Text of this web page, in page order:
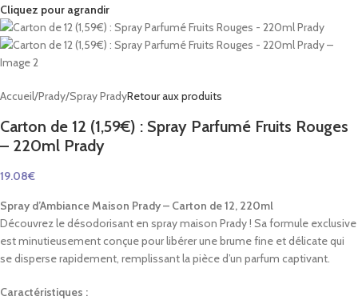
Cliquez pour agrandir
Accueil/Prady/Spray PradyRetour aux produits
Carton de 12 (1,59€) : Spray Parfumé Fruits Rouges
– 220ml Prady
19.08€
Spray d’Ambiance Maison Prady – Carton de 12, 220ml
Découvrez le désodorisant en spray maison Prady ! Sa formule exclusive
est minutieusement conçue pour libérer une brume fine et délicate qui
se disperse rapidement, remplissant la pièce d’un parfum captivant.
Caractéristiques :